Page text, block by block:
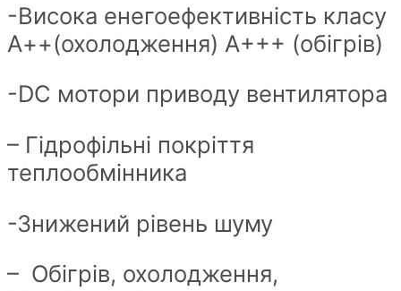
-Висока енегоефективність класу
А++(охолодження) А+++ (обігрів)
-DC мотори приводу вентилятора
– Гідрофільні покріття
теплообмінника
-Знижений рівень шуму
– Обігрів, охолодження,